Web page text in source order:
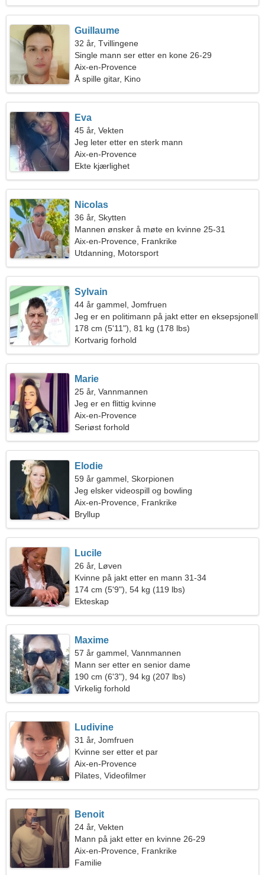
Guillaume
32 år, Tvillingene
Single mann ser etter en kone 26-29
Aix-en-Provence
Å spille gitar, Kino
Eva
45 år, Vekten
Jeg leter etter en sterk mann
Aix-en-Provence
Ekte kjærlighet
Nicolas
36 år, Skytten
Mannen ønsker å møte en kvinne 25-31
Aix-en-Provence, Frankrike
Utdanning, Motorsport
Sylvain
44 år gammel, Jomfruen
Jeg er en politimann på jakt etter en eksepsjonell
kvinne
178 cm (5'11"), 81 kg (178 lbs)
Kortvarig forhold
Marie
25 år, Vannmannen
Jeg er en flittig kvinne
Aix-en-Provence
Seriøst forhold
Elodie
59 år gammel, Skorpionen
Jeg elsker videospill og bowling
Aix-en-Provence, Frankrike
Bryllup
Lucile
26 år, Løven
Kvinne på jakt etter en mann 31-34
174 cm (5'9"), 54 kg (119 lbs)
Ekteskap
Maxime
57 år gammel, Vannmannen
Mann ser etter en senior dame
190 cm (6'3"), 94 kg (207 lbs)
Virkelig forhold
Ludivine
31 år, Jomfruen
Kvinne ser etter et par
Aix-en-Provence
Pilates, Videofilmer
Benoit
24 år, Vekten
Mann på jakt etter en kvinne 26-29
Aix-en-Provence, Frankrike
Familie